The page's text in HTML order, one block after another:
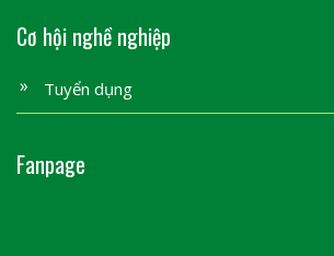
Cơ hội nghề nghiệp
Tuyển dụng
Fanpage